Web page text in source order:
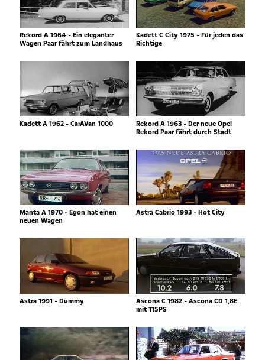
Rekord A 1964 - Ein eleganter
Wagen Paar fährt zum Landhaus
Kadett C City 1975 - Für jeden das
Richtige
Kadett A 1962 - CarAVan 1000
Rekord A 1963 - Der neue Opel
Rekord Paar fährt durch Stadt
Manta A 1970 - Egon hat einen
neuen Wagen
Astra Cabrio 1993 - Hot City
Astra 1991 - Dummy
Ascona C 1982 - Ascona CD 1,8E
mit 115PS